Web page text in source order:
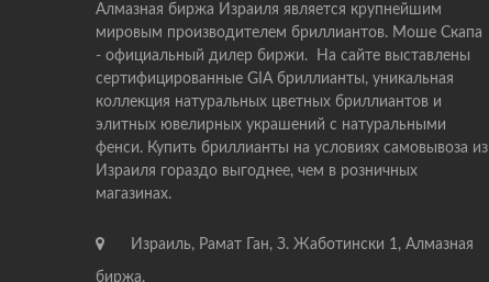
Алмазная биржа Израиля является крупнейшим
мировым производителем бриллиантов. Моше Скапа
- официальный дилер биржи. На сайте выставлены
сертифицированные GIA бриллианты, уникальная
коллекция натуральных цветных бриллиантов и
элитных ювелирных украшений с натуральными
фенси. Купить бриллианты на условиях самовывоза из
Израиля гораздо выгоднее, чем в розничных
магазинах.
Израиль, Рамат Ган, З. Жаботински 1, Алмазная
биржа.